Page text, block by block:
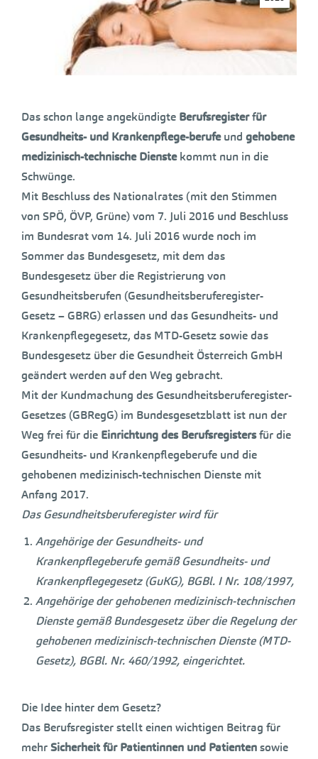
Das schon lange angekündigte Berufsregisterfür
Gesundheits- und Krankenpflege-berufeund gehobene
medizinisch-technische Dienstekommt nun in die
Schwünge.
Mit Beschluss des Nationalrates (mit den Stimmen
von SPÖ, ÖVP, Grüne) vom 7. Juli 2016 und Beschluss
im Bundesrat vom 14. Juli 2016 wurde noch im
Sommer das Bundesgesetz, mit dem das
Bundesgesetz über die Registrierung von
Gesundheitsberufen (Gesundheitsberuferegister-
Gesetz – GBRG) erlassen und das Gesundheits- und
Krankenpflegegesetz, das MTD-Gesetz sowie das
Bundesgesetz über die Gesundheit Österreich GmbH
geändert werden auf den Weg gebracht.
Mit der Kundmachung des Gesundheitsberuferegister-
Gesetzes (GBRegG) im Bundesgesetzblatt ist nun der
Weg frei für die Einrichtung des Berufsregistersfür die
Gesundheits- und Krankenpflegeberufe und die
gehobenen medizinisch-technischen Dienste mit
Anfang 2017.
Das Gesundheitsberuferegister wird für
Angehörige der Gesundheits- und
Krankenpflegeberufe gemäß Gesundheits- und
Krankenpflegegesetz (GuKG), BGBl. I Nr. 108/1997,
Angehörige der gehobenen medizinisch-technischen
Dienste gemäß Bundesgesetz über die Regelung der
gehobenen medizinisch-technischen Dienste (MTD-
Gesetz), BGBl. Nr. 460/1992, eingerichtet.
Die Idee hinter dem Gesetz?
Das Berufsregister stellt einen wichtigen Beitrag für
mehrSicherheit für Patientinnen und Patientensowie